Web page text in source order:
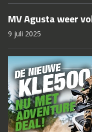
MV Agusta weer
9 juli 2025